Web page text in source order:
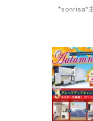
*sonrisa*